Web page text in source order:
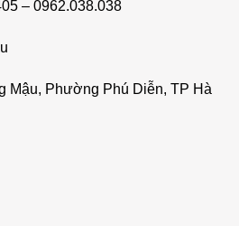
– 0962.038.038
Mậu, Phường Phú Diễn, TP Hà